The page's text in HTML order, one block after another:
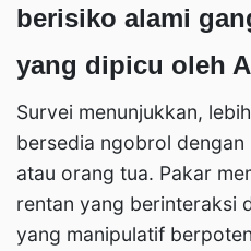
berisiko alami
yang dipicu oleh
Survei menunjukkan,
bersedia ngobrol
atau orang tua. Pakar
rentan yang berinteraksi
yang manipulatif